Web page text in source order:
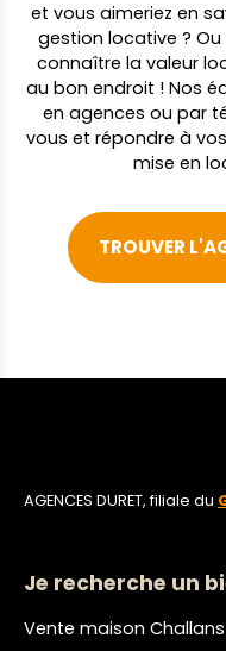
et vous aimeriez en
gestion locative ?
connaître la valeur
au bon endroit ! Nos
en agences ou par
vous et répondre à
mise en
TROUVER
AGENCES DURET, filiale du
Je recherche un
Vente maison